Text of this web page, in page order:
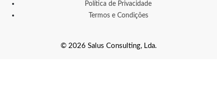
Política de Privacidade
Termos e Condições
© 2026 Salus Consulting, Lda.